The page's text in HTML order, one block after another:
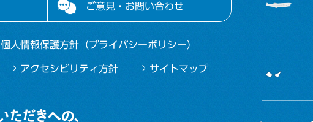
ご意見・お問い合わせ
個人情報保護方針（プライバシーポリシー）
アクセシビリティ方針 サイトマップ